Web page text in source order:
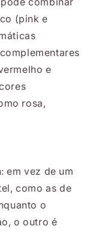
(pink e
e
rosa,
em vez de um
como as de
o
o outro é